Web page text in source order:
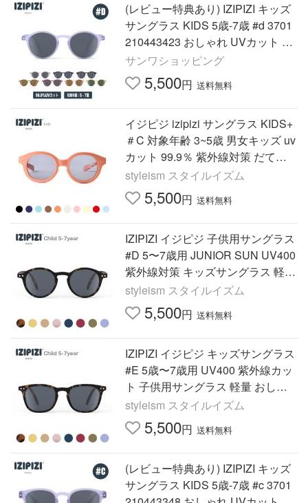
(レビュー特典あり) IZIPIZI キッズ
サングラス KIDS 5歳-7歳 #d 3701
210443423 おしゃれ UVカット 紫
外線対策 ギフト
サンワショッピング
5,500円 送料無料
イジピジ izipizi サングラス KIDS+
＃C 対象年齢 3~5歳 男女キッズ uv
カット 99.9％ 紫外線対策 だてめ
がね 爆買 イベント
styleism スタイルイズム
5,500円 送料無料
IZIPIZI イジピジ 子供用サングラス
#D 5〜7歳用 JUNIOR SUN UV400
紫外線対策 キッズサングラス 軽量
おしゃれ フランスブランド 男の子
女の子
styleism スタイルイズム
5,500円 送料無料
IZIPIZI イジピジ キッズサングラス
#E 5歳〜7歳用 UV400 紫外線カッ
ト 子供用サングラス 軽量 おしゃ
れ 通園 お出かけ 旅行 アウトドア
プレゼント ギフト
styleism スタイルイズム
5,500円 送料無料
(レビュー特典あり) IZIPIZI キッズ
サングラス KIDS 5歳-7歳 #c 3701